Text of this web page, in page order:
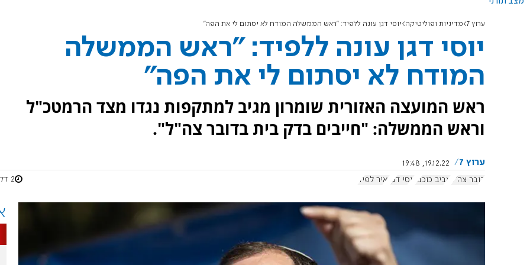
ערוץ 7 מדיניות ופוליטיקה יוסי דגן עונה ללפיד: "ראש הממשלה המודח לא יסתום לי את הפה"
יוסי דגן עונה ללפיד: "ראש הממשלה
המודח לא יסתום לי את הפה"
ראש המועצה האזורית שומרון מגיב למתקפות נגדו מצד הרמטכ"ל
וראש הממשלה: "חייבים בדק בית בדובר צה"ל".
ערוץ 7
19.12.22, 19:48
דובר צה"ל
אביב כוכבי יוסי דגן יאיר לפיד 2 דקות